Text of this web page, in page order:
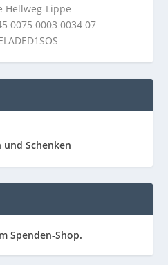
Hellweg-Lippe
0075 0003 0034 07
und Schenken